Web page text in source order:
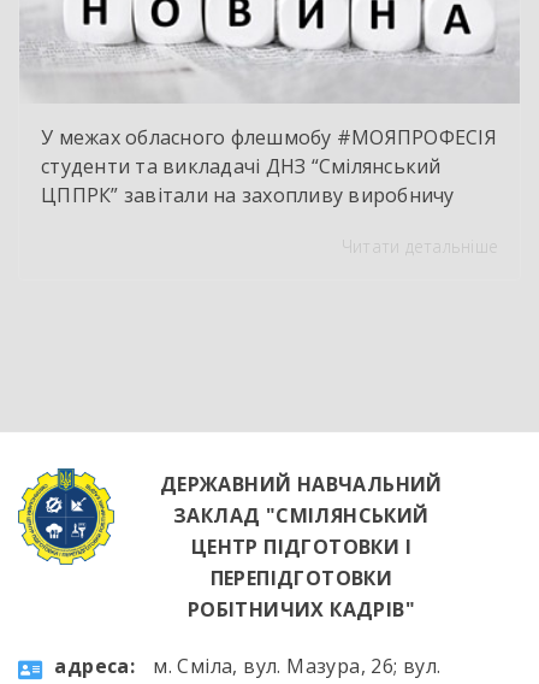
У межах обласного флешмобу #МОЯПРОФЕСІЯ
студенти та викладачі ДНЗ “Смілянський
ЦППРК” завітали на захопливу виробничу
НВК “Лідер”. Світлі кахлі, інноваційне
висококваліфікованих майбутніх фахівцях. […]
Читати детальніше
ДЕРЖАВНИЙ НАВЧАЛЬНИЙ
ЗАКЛАД "СМІЛЯНСЬКИЙ
ЦЕНТР ПІДГОТОВКИ І
ПЕРЕПІДГОТОВКИ
РОБІТНИЧИХ КАДРІВ"
aдресa:
м. Сміла, вул. Мазура, 26; вул.